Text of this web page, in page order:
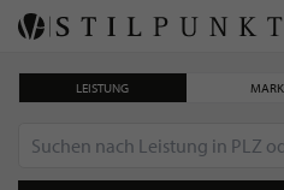
LEISTUNG